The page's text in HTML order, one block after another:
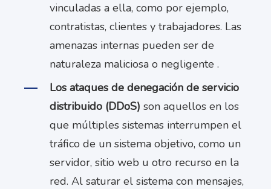
vinculadas a ella, como por ejemplo,
contratistas, clientes y trabajadores. Las
amenazas internas pueden ser de
naturaleza maliciosa o negligente .
Los ataques de denegación de servicio
distribuido (DDoS) son aquellos en los
que múltiples sistemas interrumpen el
tráfico de un sistema objetivo, como un
servidor, sitio web u otro recurso en la
red. Al saturar el sistema con mensajes,